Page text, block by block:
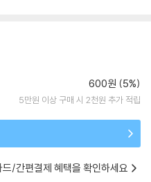
600원 (5%)
5만원 이상 구매 시 2천원 추가 적립
드/간편결제 혜택을 확인하세요